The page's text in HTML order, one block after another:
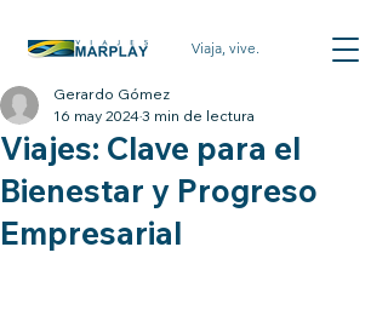
Viaja, vive.
Viajes: Clave para el
Bienestar y Progreso
Empresarial
Gerardo Gómez
16 may 20243 min de lectura